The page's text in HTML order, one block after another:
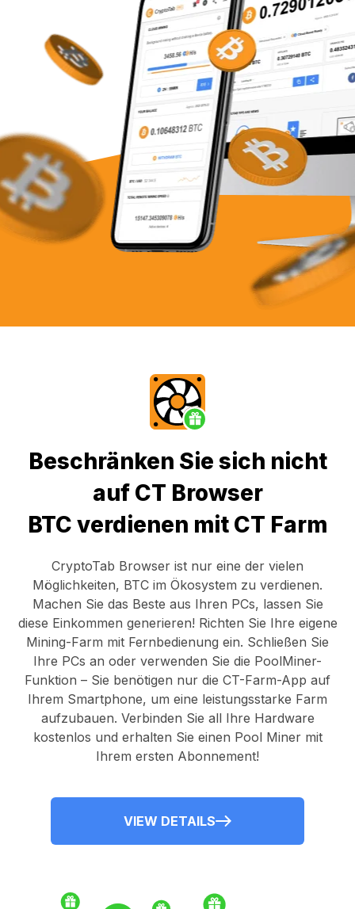
Beschränken Sie sich nicht
auf CT Browser
BTC verdienen mit CT Farm
CryptoTab Browser ist nur eine der vielen
Möglichkeiten, BTC im Ökosystem zu verdienen.
Machen Sie das Beste aus Ihren PCs, lassen Sie
diese Einkommen generieren! Richten Sie Ihre eigene
Mining-Farm mit Fernbedienung ein. Schließen Sie
Ihre PCs an oder verwenden Sie die PoolMiner-
Funktion – Sie benötigen nur die CT-Farm-App auf
Ihrem Smartphone, um eine leistungsstarke Farm
aufzubauen. Verbinden Sie all Ihre Hardware
kostenlos und erhalten Sie einen Pool Minermit
Ihrem ersten Abonnement!
VIEW DETAILS